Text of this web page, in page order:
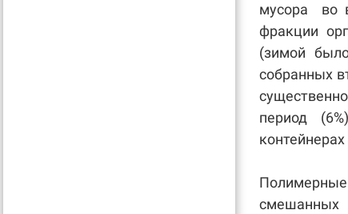
мусора во
фракции
(зимой
собранных
период
смешанных